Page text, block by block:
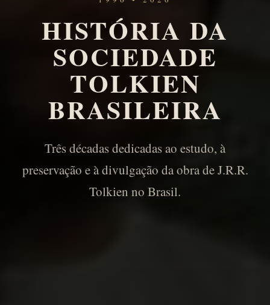
HISTÓRIA DA
SOCIEDADE
TOLKIEN
BRASILEIRA
Três décadas dedicadas ao estudo, à
preservação e à divulgação da obra de J.R.R.
Tolkien no Brasil.